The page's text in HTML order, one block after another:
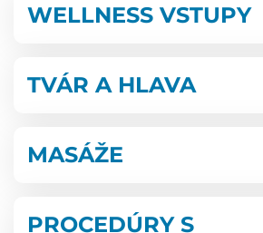
WELLNESS VSTUPY
TVÁR A HLAVA
MASÁŽE
PROCEDÚRY S